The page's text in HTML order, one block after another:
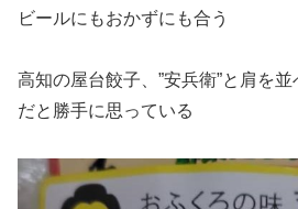
ビールにもおかずにも合う
高知の屋台餃子、”安兵衛”と肩を
だと勝手に思っている